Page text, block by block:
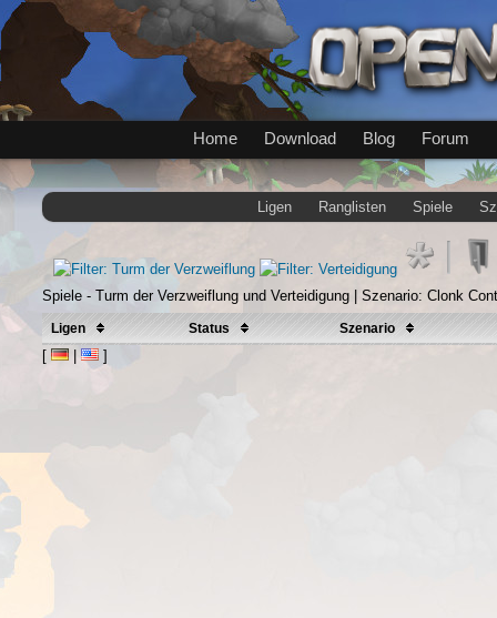
Home Download Blog Forum
Ligen Ranglisten Spiele
Spiele - Turm der Verzweiflung und Verteidigung | Szenario: Clonk
Ligen Status Szenario
[ | ]